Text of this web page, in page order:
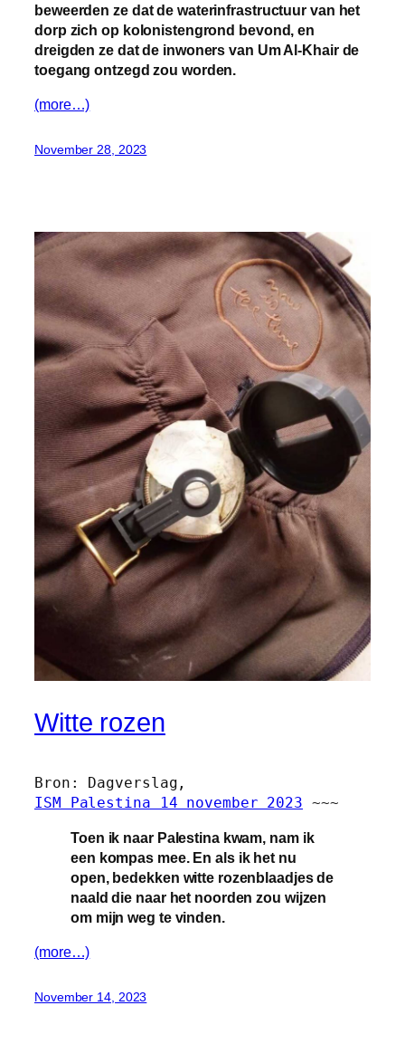
beweerden ze dat de waterinfrastructuur van het
dorp zich op kolonistengrond bevond, en
dreigden ze dat de inwoners van Um Al-Khair de
toegang ontzegd zou worden.
(more…)
November 28, 2023
Witte rozen
ISM Palestina 14 november 2023 ~~~
Toen ik naar Palestina kwam, nam ik
een kompas mee. En als ik het nu
open, bedekken witte rozenblaadjes de
naald die naar het noorden zou wijzen
om mijn weg te vinden.
(more…)
November 14, 2023